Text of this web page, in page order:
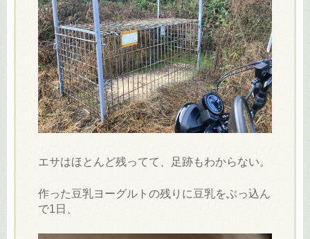
エサはほとんど残ってて、足跡もわからない。
作った豆乳ヨーグルトの残りに豆乳をぶっ込ん
で1日、